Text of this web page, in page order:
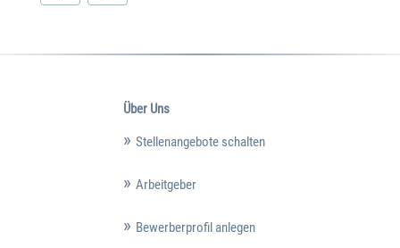
Über Uns
Stellenangebote schalten
Arbeitgeber
Bewerberprofil anlegen